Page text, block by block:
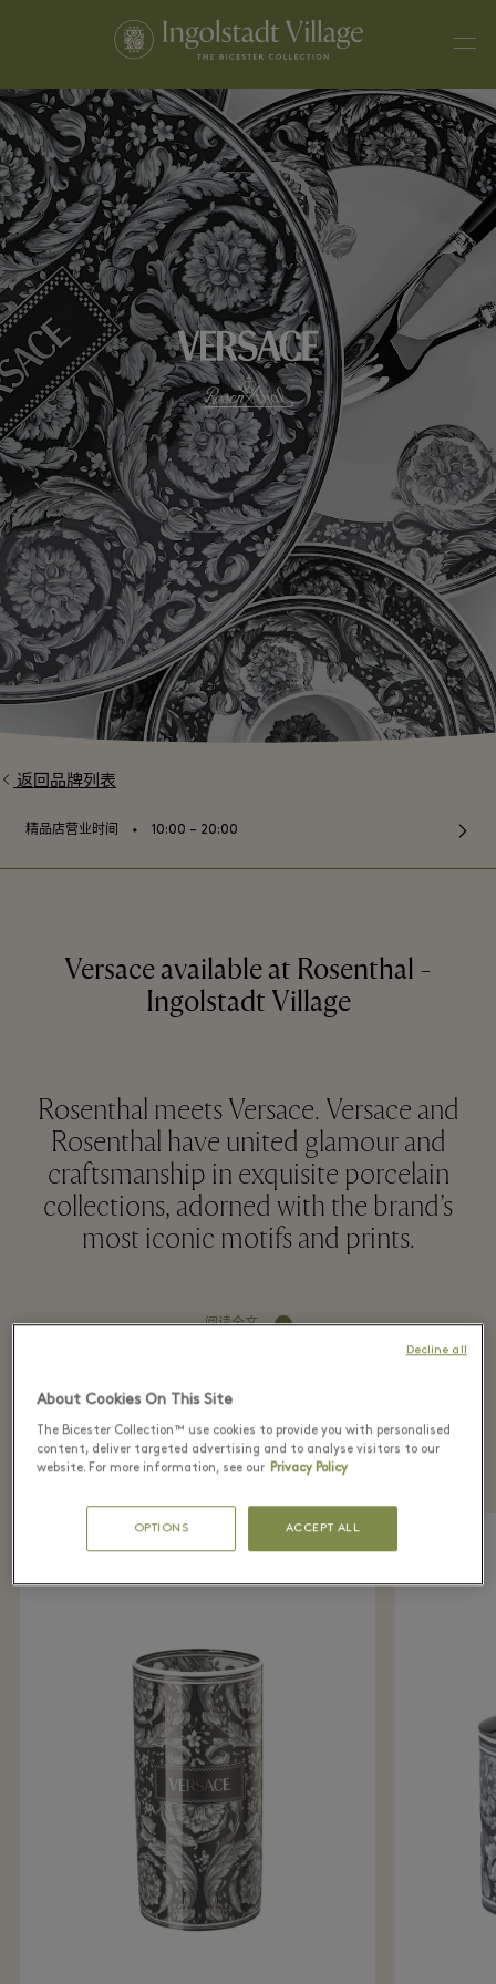
返回品牌列表
精品店营业时间 ⬩ 10:00 – 20:00
Versace available at Rosenthal -
Ingolstadt Village
Rosenthal meets Versace. Versace and
Rosenthal have united glamour and
craftsmanship in exquisite porcelain
collections, adorned with the brand’s
most iconic motifs and prints.
阅读全文
Recently seen in the
boutique
About Cookies On This Site
The Bicester Collection™ use cookies to provide you with personalised
content, deliver targeted advertising and to analyse visitors to our
website. For more information, see our Privacy Policy
OPTIONS ACCEPT ALL
Decline all